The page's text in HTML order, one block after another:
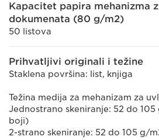
Kapacitet papira mehanizma
dokumenata (80 g/m2)
50 listova
Prihvatljivi originali i težine
Staklena površina: list, knjiga
Težina medija za mehanizam za
Jednostrano skeniranje: 52 do
boji)
2-strano skeniranje: 52 do 105 g/